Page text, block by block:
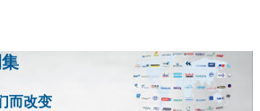
而改变